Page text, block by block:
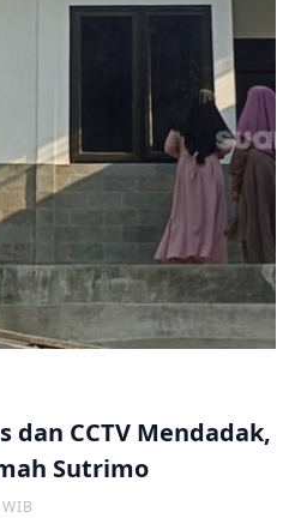
CCTV Mendadak,
Sutrimo